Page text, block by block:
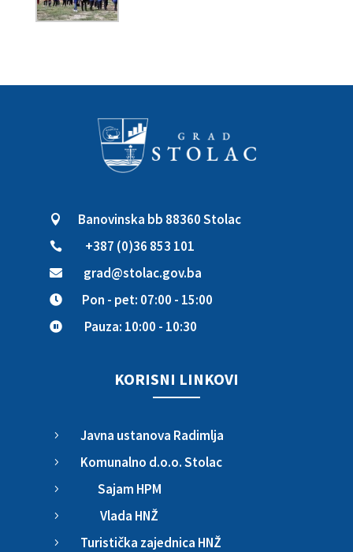
 Banovinska bb 88360 Stolac
 +387 (0)36 853 101
 grad@stolac.gov.ba
 Pon - pet: 07:00 - 15:00
 Pauza: 10:00 - 10:30
KORISNI LINKOVI
5 Javna ustanova Radimlja
5 Komunalno d.o.o. Stolac
5 Sajam HPM
5 Vlada HNŽ
5 Turistička zajednica HNŽ